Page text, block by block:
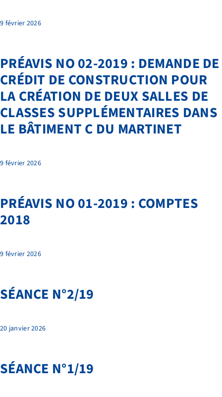
QUI SOMMES-NOUS
BIBLIOTHÈQUE
RECRUTEMENT
9 février 2026
PRÉAVIS NO 02-2019 : DEMANDE DE
CRÉDIT DE CONSTRUCTION POUR
LA CRÉATION DE DEUX SALLES DE
CLASSES SUPPLÉMENTAIRES DANS
LE BÂTIMENT C DU MARTINET
9 février 2026
PRÉAVIS NO 01-2019 : COMPTES
2018
9 février 2026
SÉANCE N°2/19
20 janvier 2026
SÉANCE N°1/19